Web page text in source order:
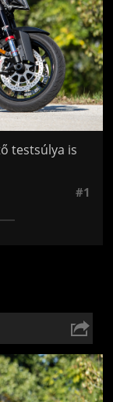
testsúlya is
#1